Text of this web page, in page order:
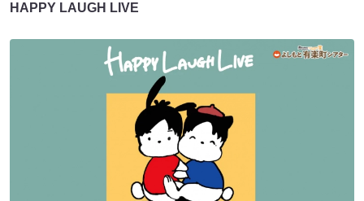
HAPPY LAUGH LIVE